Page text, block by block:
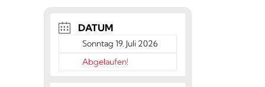
DATUM
Sonntag 19. Juli 2026
Abgelaufen!